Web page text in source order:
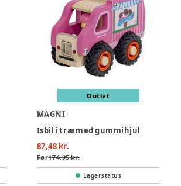
Outlet
MAGNI
Isbil i træ med gummihjul
87,48 kr.
Før174,95 kr.
Lagerstatus